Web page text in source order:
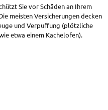
Sie vor Schäden an Ihrem
meisten Versicherungen decken
und Verpuffung (plötzliche
etwa einem Kachelofen).